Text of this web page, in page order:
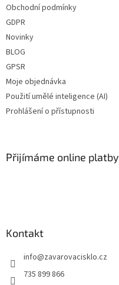
Obchodní podmínky
GDPR
Novinky
BLOG
GPSR
Moje objednávka
Použití umělé inteligence (AI)
Prohlášení o přístupnosti
Přijímáme online platby
Kontakt
info@zavarovacisklo.cz
735 899 866